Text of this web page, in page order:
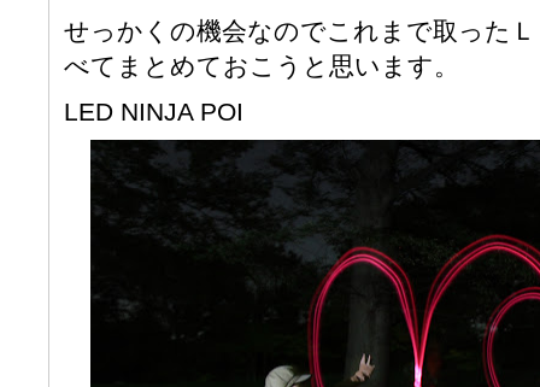
せっかくの機会なのでこれまで取った
べてまとめておこうと思います。
LED NINJA POI